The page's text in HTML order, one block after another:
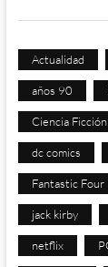
Actualidad
años 90
Ciencia Ficción
dc comics
Fantastic Four
jack kirby
netflix